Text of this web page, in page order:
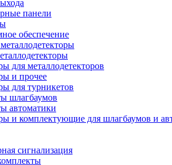
панели
обеспечение
для металлодетекторов
и прочее
для турникетов
шлагбаумов
автоматики
и комплектующие для шлагбаумов и
сигнализация